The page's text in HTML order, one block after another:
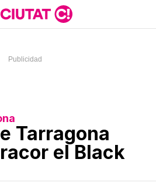
Tarragona
el Black